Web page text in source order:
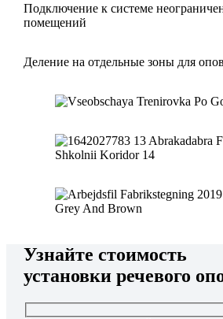
Подключение к системе
помещений
Деление на отдельные зоны для
Узнайте стоимость
установки речевого